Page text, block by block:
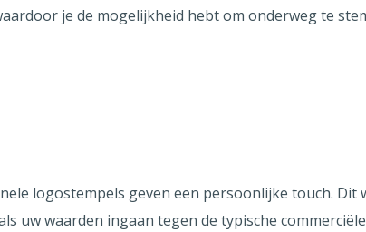
je de mogelijkheid hebt om onderweg te
logostempels geven een persoonlijke touch. Dit
uw waarden ingaan tegen de typische